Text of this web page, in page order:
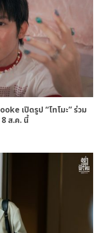
เปิดรูป “โทโมะ” ร่วม
8 ส.ค. นี้